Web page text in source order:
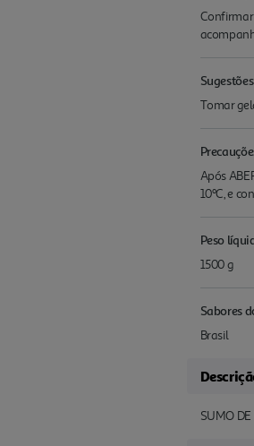
Tomar
Após
10ºC, e
Peso
1500 g
Sabores
Brasil
SUMO